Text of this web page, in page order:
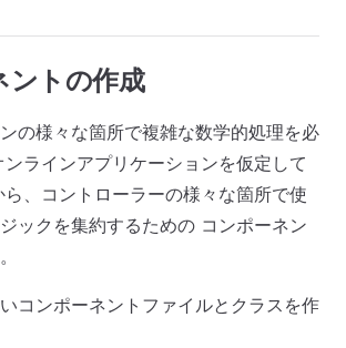
ントの作成
の様々な箇所で複雑な数学的処理を必
ラインアプリケーションを仮定して
、コントローラーの様々な箇所で使
ックを集約するための コンポーネン
コンポーネントファイルとクラスを作